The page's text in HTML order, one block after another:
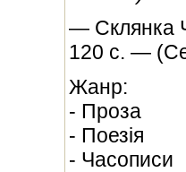
— Склянка
120 с. —
Жанр:
- Проза
- Поезія
- Часописи